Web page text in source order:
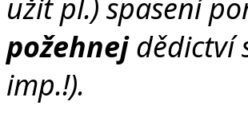
užit pl.) spasení
požehnejdědictví
imp.!).